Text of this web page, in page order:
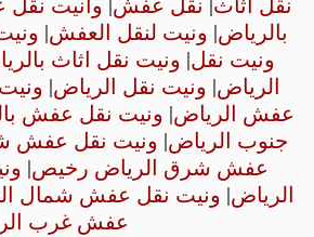
بالرياض| ونيت لنقل العفش|
ونيت نقل| ونيت نقل اثاث
الرياض| ونيت نقل الرياض|
عفش الرياض| ونيت نقل عفش
جنوب الرياض| ونيت نقل عفش
عفش شرق الرياض رخيص|
الرياض| ونيت نقل عفش شمال
عفش غرب